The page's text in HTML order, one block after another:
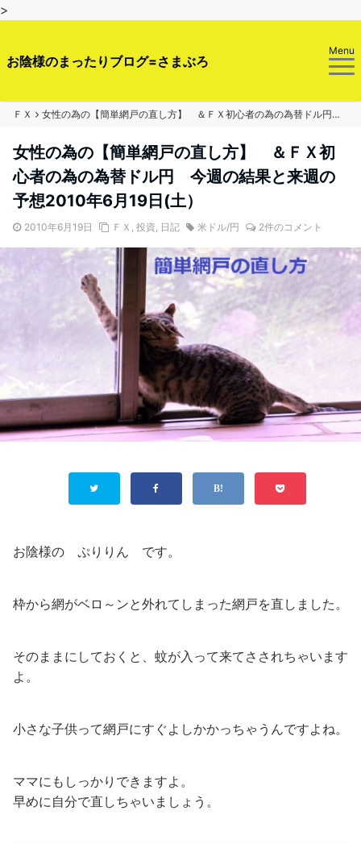
>
お陰様のまったりブログ=さまぶろ
Menu
ＦＸ 女性の為の【簡単網戸の直し方】 ＆ＦＸ初心者の為の為替ドル円 今週の結果と来週の予想2010年6月19日(土）
女性の為の【簡単網戸の直し方】 ＆ＦＸ初
心者の為の為替ドル円 今週の結果と来週の
予想2010年6月19日(土）
2010年6月19日 ＦＸ , 投資, 日記 米ドル/円 2件のコメント
お陰様の ぷりりん です。
枠から網がベロ～ンと外れてしまった網戸を直しました。
そのままにしておくと、蚊が入って来てさされちゃいます
よ。
小さな子供って網戸にすぐよしかかっちゃうんですよね。
ママにもしっかりできますよ。
早めに自分で直しちゃいましょう。